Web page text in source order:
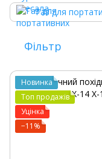
Газ для
Фільтр
Новинка
Топ продажів
Уцінка
−11%